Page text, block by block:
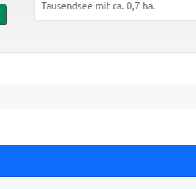
Tausendsee mit ca. 0,7 ha.